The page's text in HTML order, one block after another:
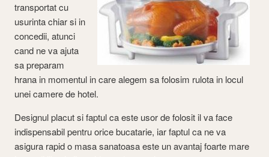
transportat cu
usurinta chiar si in
concedii, atunci
cand ne va ajuta
sa preparam
hrana in momentul in care alegem sa folosim rulota in locul
unei camere de hotel.
Designul placut si faptul ca este usor de folosit il va face
indispensabil pentru orice bucatarie, iar faptul ca ne va
asigura rapid o masa sanatoasa este un avantaj foarte mare